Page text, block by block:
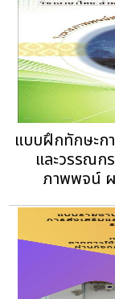
แบบฝึกทักษะก
และวรรณก
ภาพพจน์